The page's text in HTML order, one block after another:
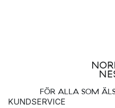
FÖR ALLA SOM
KUNDSERVICE